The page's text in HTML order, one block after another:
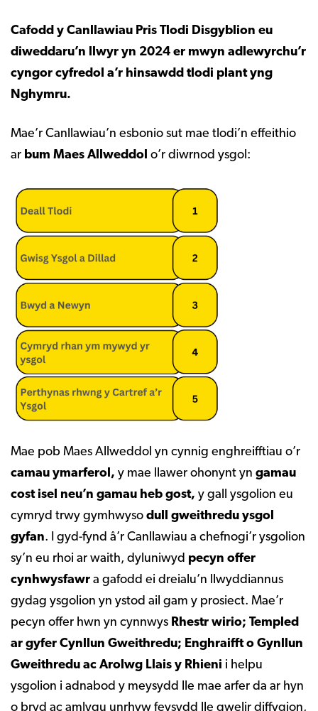
Cafodd y Canllawiau Pris Tlodi Disgyblion eu
diweddaru’n llwyr yn 2024 er mwyn adlewyrchu’r
cyngor cyfredol a’r hinsawdd tlodi plant yng
Nghymru.
Mae’r Canllawiau’n esbonio sut mae tlodi’n effeithio
ar bum Maes Allweddol o’r diwrnod ysgol:
Mae pob Maes Allweddol yn cynnig enghreifftiau o’r
camau ymarferol, y mae llawer ohonynt yn gamau
cost isel neu’n gamau heb gost, y gall ysgolion eu
cymryd trwy gymhwyso dull gweithredu ysgol
gyfan. I gyd-fynd â’r Canllawiau a chefnogi’r ysgolion
sy’n eu rhoi ar waith, dyluniwyd pecyn offer
cynhwysfawr a gafodd ei dreialu’n llwyddiannus
gydag ysgolion yn ystod ail gam y prosiect. Mae’r
pecyn offer hwn yn cynnwys Rhestr wirio; Templed
ar gyfer Cynllun Gweithredu; Enghraifft o Gynllun
Gweithredu ac Arolwg Llais y Rhieni i helpu
ysgolion i adnabod y meysydd lle mae arfer da ar hyn
o bryd ac amlygu unrhyw feysydd lle gwelir diffygion,